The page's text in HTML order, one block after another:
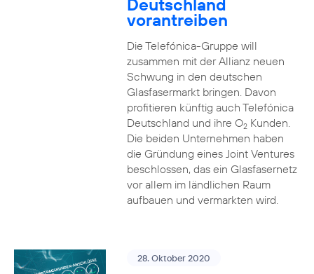
Deutschland
vorantreiben
Die Telefónica-Gruppe will
zusammen mit der Allianz neuen
Schwung in den deutschen
Glasfasermarkt bringen. Davon
profitieren künftig auch Telefónica
Deutschland und ihre O2Kunden.
Die beiden Unternehmen haben
die Gründung eines Joint Ventures
beschlossen, das ein Glasfasernetz
vor allem im ländlichen Raum
aufbauen und vermarkten wird.
28. Oktober 2020